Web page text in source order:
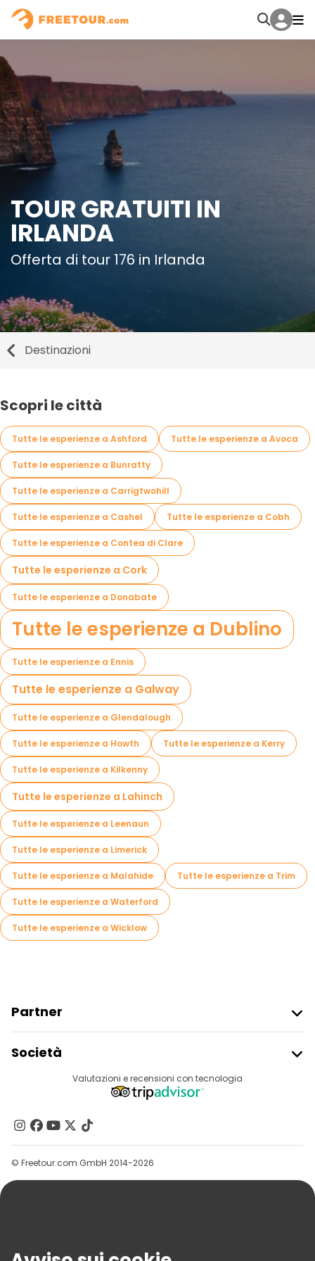
TOUR GRATUITI IN
IRLANDA
Offerta di tour 176 in Irlanda
Destinazioni
Scopri le città
Tutte le esperienze a Ashford Tutte le esperienze a Avoca
Tutte le esperienze a Bunratty
Tutte le esperienze a Carrigtwohill
Tutte le esperienze a Cashel Tutte le esperienze a Cobh
Tutte le esperienze a Contea di Clare
Tutte le esperienze a Cork
Tutte le esperienze a Donabate
Tutte le esperienze a Dublino
Tutte le esperienze a Ennis
Tutte le esperienze a Galway
Tutte le esperienze a Glendalough
Tutte le esperienze a Howth Tutte le esperienze a Kerry
Tutte le esperienze a Kilkenny
Tutte le esperienze a Lahinch
Tutte le esperienze a Leenaun
Tutte le esperienze a Limerick
Tutte le esperienze a Malahide Tutte le esperienze a Trim
Tutte le esperienze a Waterford
Tutte le esperienze a Wicklow
Partner
Accesso Del Fornitore
Programma Di Affiliazione
Società
Destinazioni
Contattaci
Gruppi
Aiuto
Valutazioni e recensioni con tecnologia
© Freetour.com GmbH 2014-2026